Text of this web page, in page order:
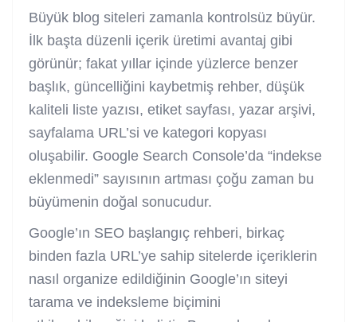
Büyük blog siteleri zamanla kontrolsüz büyür.
İlk başta düzenli içerik üretimi avantaj gibi
görünür; fakat yıllar içinde yüzlerce benzer
başlık, güncelliğini kaybetmiş rehber, düşük
kaliteli liste yazısı, etiket sayfası, yazar arşivi,
sayfalama URL’si ve kategori kopyası
oluşabilir. Google Search Console’da “indekse
eklenmedi” sayısının artması çoğu zaman bu
büyümenin doğal sonucudur.
Google’ın SEO başlangıç rehberi, birkaç
binden fazla URL’ye sahip sitelerde içeriklerin
nasıl organize edildiğinin Google’ın siteyi
tarama ve indeksleme biçimini